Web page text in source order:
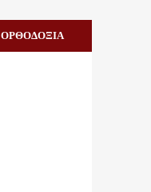
ΟΡΘΟΔΟΞΙΑ